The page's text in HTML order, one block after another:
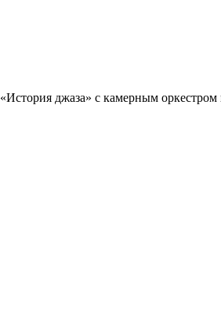
«История джаза» с камерным